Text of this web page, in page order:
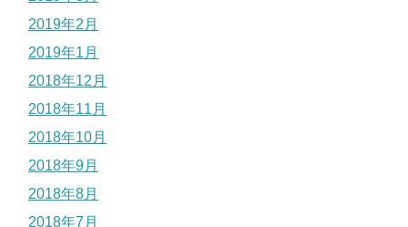
2019年2月
2019年1月
2018年12月
2018年11月
2018年10月
2018年9月
2018年8月
2018年7月